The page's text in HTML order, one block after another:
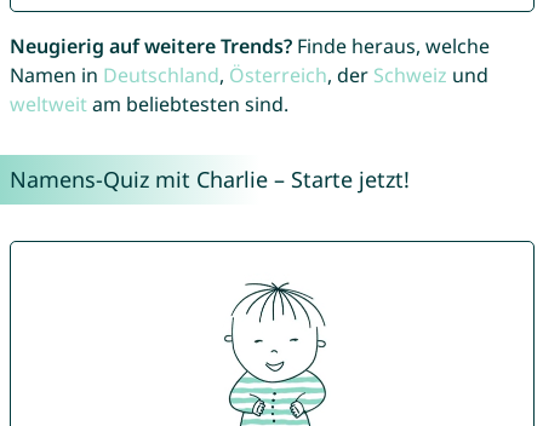
Neugierig auf weitere Trends?Finde heraus, welche
Namen in Deutschland, Österreich, der Schweiz und
weltweitam beliebtesten sind.
Namens-Quiz mit Charlie – Starte jetzt!